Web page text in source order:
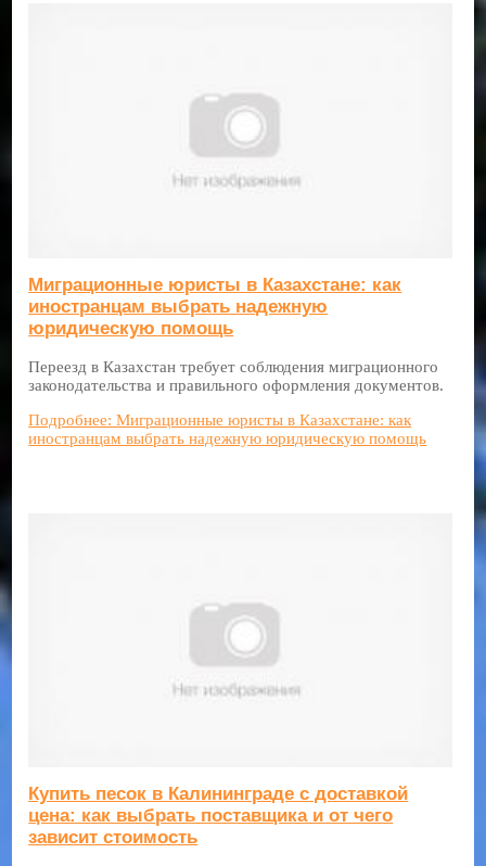
Миграционные юристы в Казахстане: как
иностранцам выбрать надежную
юридическую помощь
Переезд в Казахстан требует соблюдения миграционного
законодательства и правильного оформления документов.
Подробнее: Миграционные юристы в Казахстане: как
иностранцам выбрать надежную юридическую помощь
Купить песок в Калининграде с доставкой
цена: как выбрать поставщика и от чего
зависит стоимость